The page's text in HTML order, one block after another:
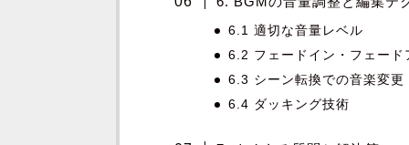
6.1 適切な音量レベル
6.2 フェードイン・フェード
6.3 シーン転換での音楽変更
6.4 ダッキング技術